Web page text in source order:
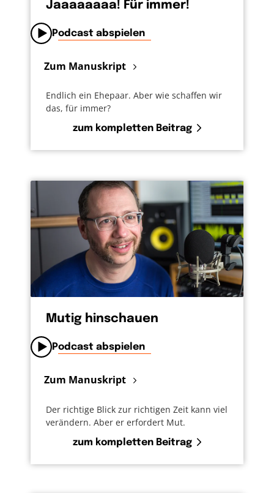
Jaaaaaaaa! Für immer!
Podcast abspielen
Zum Manuskript
Endlich ein Ehepaar. Aber wie schaffen wir
das, für immer?
zum kompletten Beitrag
Mutig hinschauen
Podcast abspielen
Zum Manuskript
Der richtige Blick zur richtigen Zeit kann viel
verändern. Aber er erfordert Mut.
zum kompletten Beitrag